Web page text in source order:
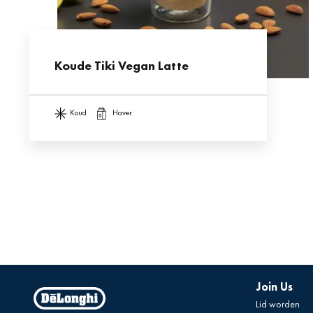
Koude Tiki Vegan Latte
koud haver
Join Us
Lid worden